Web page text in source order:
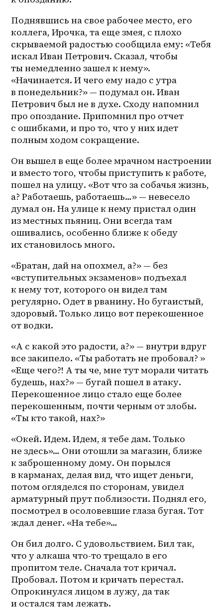
Поднявшись на свое рабочее место, его
коллега, Ирочка, та еще змея, с плохо
скрываемой радостью сообщила ему: «Тебя
искал Иван Петрович. Сказал, чтобы
ты немедленно зашел к нему».
«Начинается. И чего ему надо с утра
в понедельник?» — подумал он. Иван
Петрович был не в духе. Сходу напомнил
про опоздание. Припомнил про отчет
с ошибками, и про то, что у них идет
полным ходом сокращение.
Он вышел в еще более мрачном настроении
и вместо того, чтобы приступить к работе,
пошел на улицу. «Вот что за собачья жизнь,
а? Работаешь, работаешь…» — невесело
думал он. На улице к нему пристал один
из местных пьяниц. Они всегда там
ошивались, особенно ближе к обеду
их становилось много.
«Братан, дай на опохмел, а?» — без
«вступительных экзаменов» подъехал
к нему тот, которого он видел там
регулярно. Одет в рванину. Но бугаистый,
здоровый. Только лицо вот перекошенное
от водки.
«А с какой это радости, а?» — внутри вдруг
все закипело. «Ты работать не пробовал? »
«Еще чего?! А ты че, мне тут морали читать
будешь, нах?» — бугай пошел в атаку.
Перекошенное лицо стало еще более
перекошенным, почти черным от злобы.
«Ты кто такой, нах?»
«Окей. Идем. Идем, я тебе дам. Только
не здесь»… Они отошли за магазин, ближе
к заброшенному дому. Он порылся
в карманах, делая вид, что ищет деньги,
потом огляделся по сторонам, увидел
арматурный прут поблизости. Поднял его,
посмотрел в осоловевшие глаза бугая. Тот
ждал денег. «На тебе»…
Он бил долго. С удовольствием. Бил так,
что у алкаша что-то трещало в его
пропитом теле. Сначала тот кричал.
Пробовал. Потом и кричать перестал.
Опрокинулся лицом в лужу, да так
и остался там лежать.